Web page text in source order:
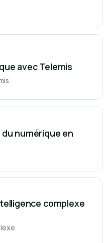
avec Telemis
numérique en
complexe